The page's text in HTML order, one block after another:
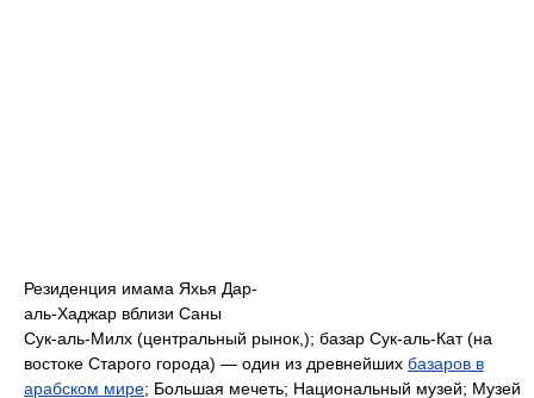
Резиденция имама Яхья Дар-
аль-Хаджар вблизи Саны
Сук-аль-Милх (центральный рынок,); базар Сук-аль-Кат (на
востоке Старого города) — один из древнейших базаров в
арабском мире; Большая мечеть; Национальный музей; Музей